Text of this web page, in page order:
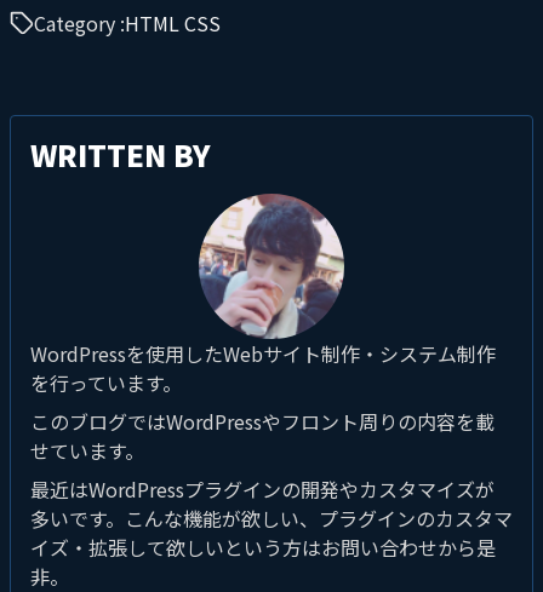
Category :HTML CSS
WRITTEN BY
WordPressを使用したWebサイト制作・システム制作
を行っています。
このブログではWordPressやフロント周りの内容を載
せています。
最近はWordPressプラグインの開発やカスタマイズが
多いです。こんな機能が欲しい、プラグインのカスタマ
イズ・拡張して欲しいという方はお問い合わせから是
非。